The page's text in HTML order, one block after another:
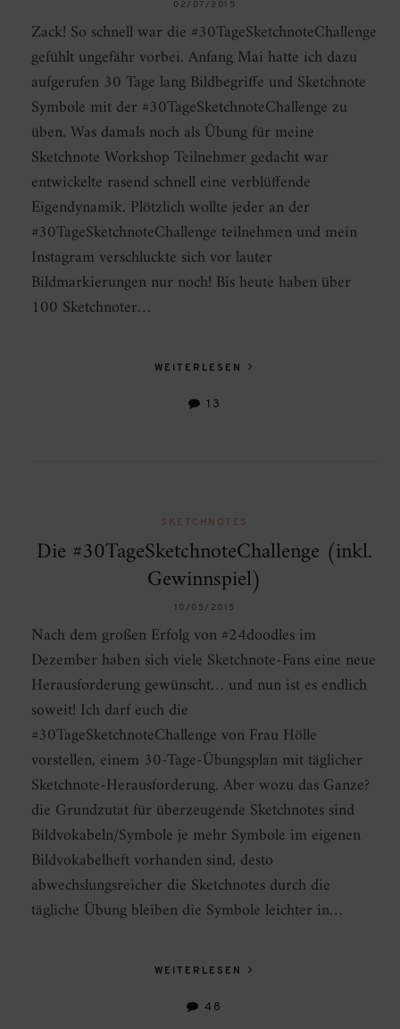
02/07/2015
Zack! So schnell war die #30TageSketchnoteChallenge
gefühlt ungefähr vorbei. Anfang Mai hatte ich dazu
aufgerufen 30 Tage lang Bildbegriffe und Sketchnote
Symbole mit der #30TageSketchnoteChallenge zu
üben. Was damals noch als Übung für meine
Sketchnote Workshop Teilnehmer gedacht war
entwickelte rasend schnell eine verblüffende
Eigendynamik. Plötzlich wollte jeder an der
#30TageSketchnoteChallenge teilnehmen und mein
Instagram verschluckte sich vor lauter
Bildmarkierungen nur noch! Bis heute haben über
100 Sketchnoter…
WEITERLESEN
13
SKETCHNOTES
Die #30TageSketchnoteChallenge (inkl.
Gewinnspiel)
10/05/2015
Nach dem großen Erfolg von #24doodles im
Dezember haben sich viele Sketchnote-Fans eine neue
Herausforderung gewünscht… und nun ist es endlich
soweit! Ich darf euch die
#30TageSketchnoteChallenge von Frau Hölle
vorstellen, einem 30-Tage-Übungsplan mit täglicher
Sketchnote-Herausforderung. Aber wozu das Ganze?
die Grundzutat für überzeugende Sketchnotes sind
Bildvokabeln/Symbole je mehr Symbole im eigenen
Bildvokabelheft vorhanden sind, desto
abwechslungsreicher die Sketchnotes durch die
tägliche Übung bleiben die Symbole leichter in…
WEITERLESEN
48